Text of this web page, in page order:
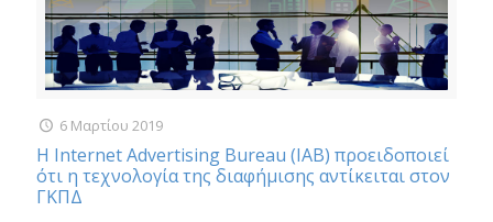
6 Μαρτίου 2019
Η Internet Advertising Bureau (IAB) προειδοποιεί
ότι η τεχνολογία της διαφήμισης αντίκειται στον
ΓΚΠΔ